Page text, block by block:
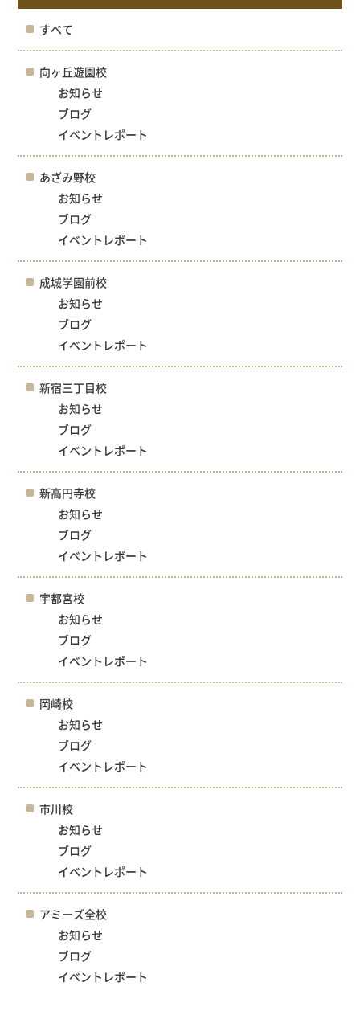
すべて
向ヶ丘遊園校
お知らせ
ブログ
イベントレポート
あざみ野校
お知らせ
ブログ
イベントレポート
成城学園前校
お知らせ
ブログ
イベントレポート
新宿三丁目校
お知らせ
ブログ
イベントレポート
新高円寺校
お知らせ
ブログ
イベントレポート
宇都宮校
お知らせ
ブログ
イベントレポート
岡崎校
お知らせ
ブログ
イベントレポート
市川校
お知らせ
ブログ
イベントレポート
アミーズ全校
お知らせ
ブログ
イベントレポート